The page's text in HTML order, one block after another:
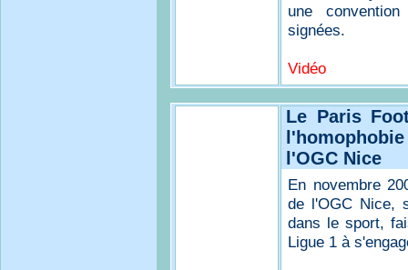
une
signées.
Vidéo
Le Paris
l'OGC Nice
En novembre
de l'OGC Nice,
dans le sport,
Ligue 1 à